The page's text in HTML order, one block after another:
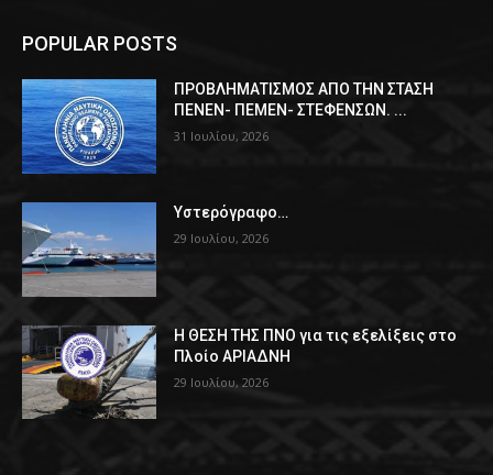
POPULAR POSTS
ΠPOΒΛΗΜΑΤΙΣΜΟΣ ΑΠΟ ΤΗΝ ΣΤΑΣΗ
ΠΕΝΕΝ- ΠΕΜΕΝ- ΣΤΕΦΕΝΣΩΝ. ...
31 Ιουλίου, 2026
Υστερόγραφο…
29 Ιουλίου, 2026
Η ΘΕΣΗ ΤΗΣ ΠΝΟ για τις εξελίξεις στο
Πλοίο ΑΡΙΑΔΝΗ
29 Ιουλίου, 2026